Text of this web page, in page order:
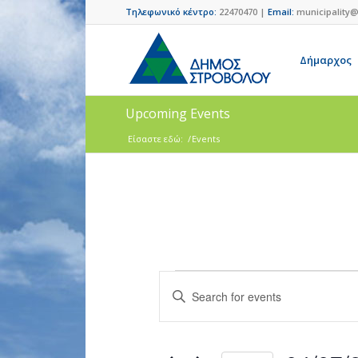
Τηλεφωνικό κέντρο: 22470470 | Email:
Δήμαρχος
Upcoming Events
Είσαστε εδώ: /Events
Events
Search
and
Enter
Keyword.
Search